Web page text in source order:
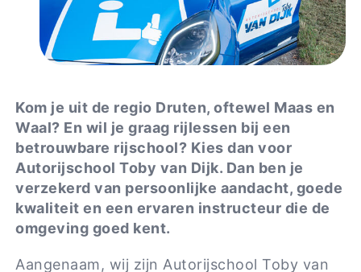
Kom je uit de regio Druten, oftewel Maas en
Waal? En wil je graag rijlessen bij een
betrouwbare rijschool? Kies dan voor
Autorijschool Toby van Dijk. Dan ben je
verzekerd van persoonlijke aandacht, goede
kwaliteit en een ervaren instructeur die de
omgeving goed kent.
Aangenaam, wij zijn Autorijschool Toby van